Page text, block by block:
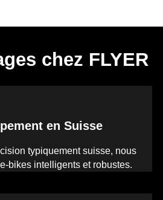
chez FLYER
en Suisse
typiquement suisse, nous
bikes intelligents et robustes.